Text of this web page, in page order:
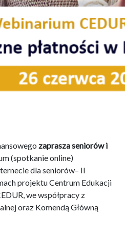
zaprasza seniorów i
(spotkanie online)
dla seniorów– II
projektu Centrum Edukacji
we współpracy z
oraz Komendą Główną